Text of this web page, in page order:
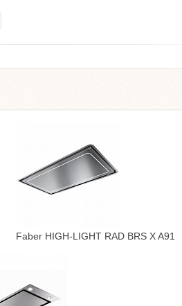
Faber HIGH-LIGHT RAD BRS X A91